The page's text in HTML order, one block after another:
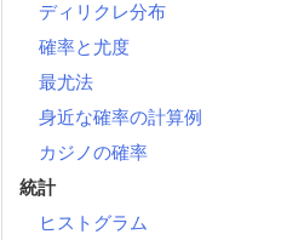
ディリクレ分布
確率と尤度
最尤法
身近な確率の計算例
カジノの確率
統計
ヒストグラム